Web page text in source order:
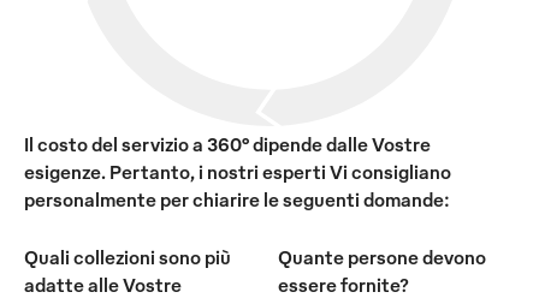
Il costo del servizio a 360° dipende dalle Vostre
esigenze. Pertanto, i nostri esperti Vi consigliano
personalmente per chiarire le seguenti domande:
Quali collezioni sono più
adatte alle Vostre
Quante persone devono
essere fornite?